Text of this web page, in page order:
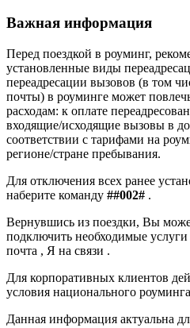
Важная информация
Перед поездкой в роуминг,
установленные виды
переадресации вызовов (в том
почты) в роуминге может
расходам: к оплате
входящие/исходящие вызовы в
соответствии с тарифами на
регионе/стране пребывания.
Для отключения всех ранее
наберите команду ##002# .
Вернувшись из поездки, Вы
подключить необходимые
почта , Я на связи .
Для корпоративных клиентов
условия национального
Данная информация актуальна